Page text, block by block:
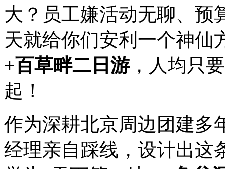
大？员工嫌活动无聊、
天就给你们安利一个神
+百草畔二日游，人均只
起！
作为深耕北京周边团建多
经理亲自踩线，设计出这